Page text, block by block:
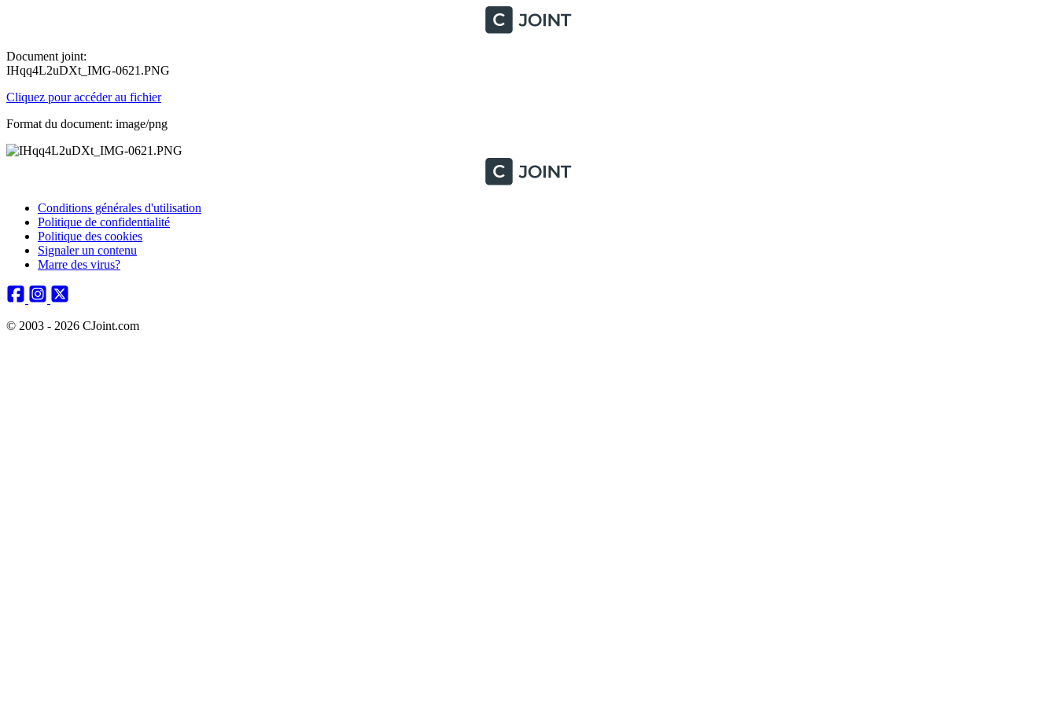
Document joint:
IHqq4L2uDXt_IMG-0621.PNG
Cliquez pour accéder au fichier
Format du document: image/png
Conditions générales d'utilisation
Politique de confidentialité
Politique des cookies
Signaler un contenu
Marre des virus?
© 2003 - 2026 CJoint.com